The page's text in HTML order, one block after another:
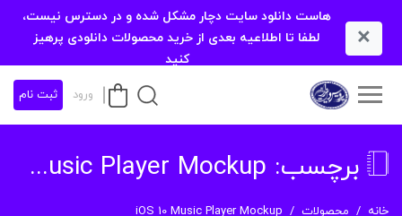
×
هاست دانلود سایت دچار مشکل شده و در دسترس نیست،
لطفا تا اطلاعیه بعدی از خرید محصولات دانلودی پرهیز
کنید
ورود ثبت نام
برچسب: iOS 10 Music Player Mockup
خانه محصولات iOS 10 Music Player Mockup